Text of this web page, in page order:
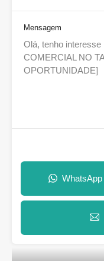
Mensagem
WhatsApp